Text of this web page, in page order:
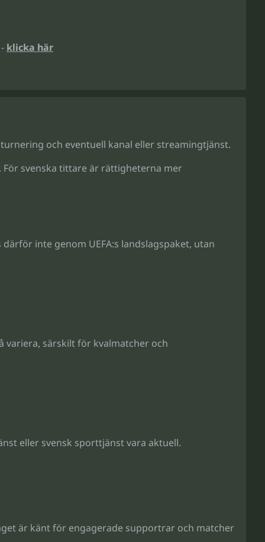
klicka här
och eventuell kanal eller streamingtjänst.
För svenska tittare är rättigheterna mer
inte genom UEFA:s landslagspaket, utan
variera, särskilt för kvalmatcher och
eller svensk sporttjänst vara aktuell.
är känt för engagerade supportrar och matcher